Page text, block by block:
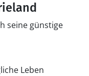
seine günstige
Leben